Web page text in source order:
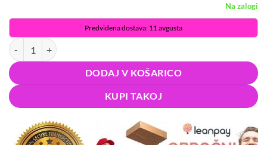
Na zalogi
Predvidena dostava: 11 avgusta
Namizni ročni nogomet 51cm količina
DODAJ V KOŠARICO
KUPI TAKOJ